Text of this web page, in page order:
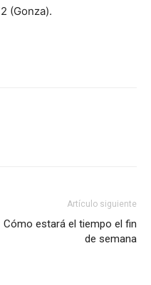
(Gonza).
Artículo siguiente
Cómo estará el tiempo el fin
de semana